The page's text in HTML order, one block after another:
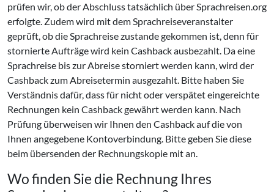
prüfen wir, ob der Abschluss tatsächlich über Sprachreisen.org
erfolgte. Zudem wird mit dem Sprachreiseveranstalter
geprüft, ob die Sprachreise zustande gekommen ist, denn für
stornierte Aufträge wird kein Cashback ausbezahlt. Da eine
Sprachreise bis zur Abreise storniert werden kann, wird der
Cashback zum Abreisetermin ausgezahlt. Bitte haben Sie
Verständnis dafür, dass für nicht oder verspätet eingereichte
Rechnungen kein Cashback gewährt werden kann. Nach
Prüfung überweisen wir Ihnen den Cashback auf die von
Ihnen angegebene Kontoverbindung. Bitte geben Sie diese
beim übersenden der Rechnungskopie mit an.
Wo finden Sie die Rechnung Ihres